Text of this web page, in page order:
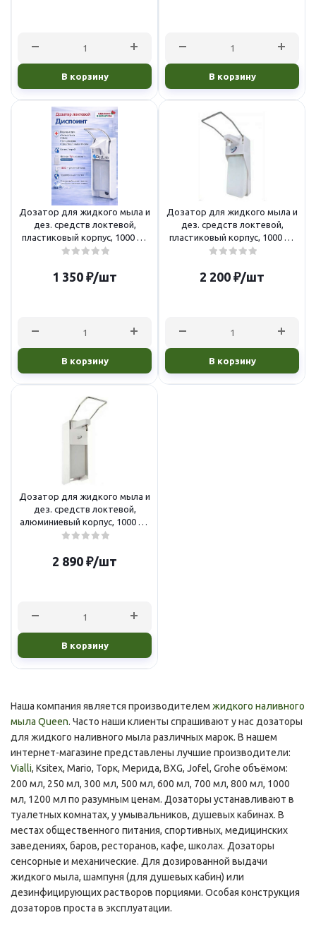
В корзину В корзину
Дозатор для жидкого мыла и
дез. средств локтевой,
пластиковый корпус, 1000 мл
Диспоинт DezLab
1 350 ₽/шт
В корзину
Дозатор для жидкого мыла и
дез. средств локтевой,
пластиковый корпус, 1000 мл
(NV-2265S)
2 200 ₽/шт
В корзину
Дозатор для жидкого мыла и
дез. средств локтевой,
алюминиевый корпус, 1000 мл
(X-2268S)
2 890 ₽/шт
В корзину
Наша компания является производителем жидкого наливного
мыла Queen. Часто наши клиенты спрашивают у нас дозаторы
для жидкого наливного мыла различных марок. В нашем
интернет-магазине представлены лучшие производители:
Vialli, Ksitex, Mario, Торк, Мерида, BXG, Jofel, Grohe объёмом:
200 мл, 250 мл, 300 мл, 500 мл, 600 мл, 700 мл, 800 мл, 1000
мл, 1200 мл по разумным ценам. Дозаторы устанавливают в
туалетных комнатах, у умывальников, душевых кабинах. В
местах общественного питания, спортивных, медицинских
заведениях, баров, ресторанов, кафе, школах. Дозаторы
сенсорные и механические. Для дозированной выдачи
жидкого мыла, шампуня (для душевых кабин) или
дезинфицирующих растворов порциями. Особая конструкция
дозаторов проста в эксплуатации.